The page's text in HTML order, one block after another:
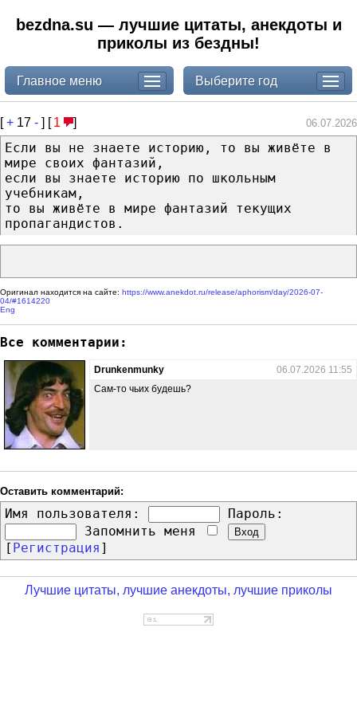
bezdna.su — лучшие цитаты, анекдоты и
приколы из бездны!
Главное меню Выберите год
[+ 17 - ] [ 1 ] 06.07.2026
Если вы не знаете историю, то вы живёте в
мире своих фантазий,
если вы знаете историю по школьным
учебникам,
то вы живёте в мире фантазий текущих
пропагандистов.
Оригинал находится на сайте: https://www.anekdot.ru/release/aphorism/day/2026-07-
04/#1614220
Eng
Все комментарии:
Drunkenmunky
06.07.2026 11:55
Сам-то чьих будешь?
Оставить комментарий:
Имя пользователя:
Пароль:
Запомнить меня
[ Регистрация ]
Лучшие цитаты, лучшие анекдоты, лучшие приколы